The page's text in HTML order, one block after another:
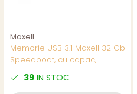
Maxell
Memorie USB 3.1 Maxell 32 Gb
Speedboat, cu capac,
neagra
39 IN STOC